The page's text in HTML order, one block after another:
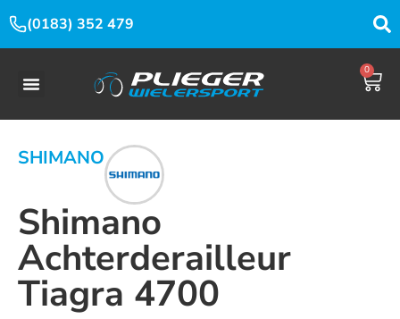
(0183) 352 479
0
SHIMANO
Shimano
Achterderailleur
Tiagra 4700